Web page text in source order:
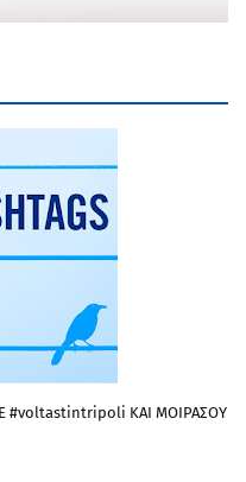
#voltastintripoli ΚΑΙ ΜΟΙΡΑΣΟΥ